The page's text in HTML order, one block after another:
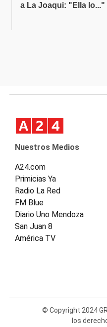
a La Joaqui: "Ella lo..."
Nuestros Medios
A24.com
Primicias Ya
Radio La Red
FM Blue
Diario Uno Mendoza
San Juan 8
América TV
© Copyright 2024
los